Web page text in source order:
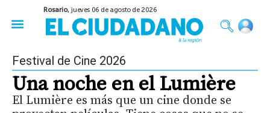
Rosario,jueves 06 de agosto de 2026
Festival de Cine 2026
Una noche en el Lumière
El Lumière es más que un cine donde se